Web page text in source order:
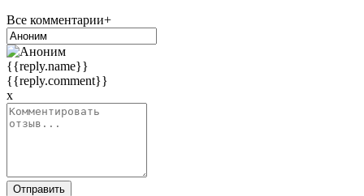
Все комментарии+
{{reply.name}}
{{reply.comment}}
x
Отправить